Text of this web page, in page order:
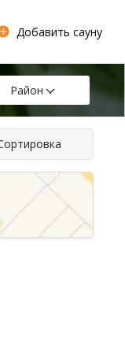
Добавить сауну
Район